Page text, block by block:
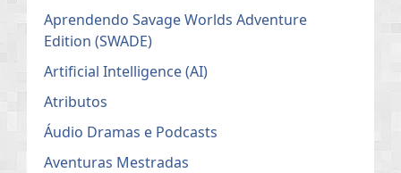
Aprendendo Savage Worlds Adventure
Edition (SWADE)
Artificial Intelligence (AI)
Atributos
Áudio Dramas e Podcasts
Aventuras Mestradas